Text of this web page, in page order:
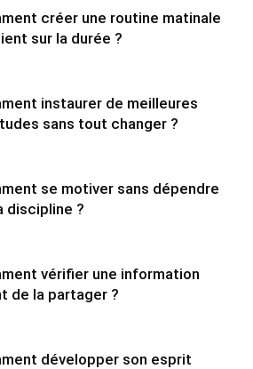
créer une routine matinale
sur la durée ?
instaurer de meilleures
sans tout changer ?
se motiver sans dépendre
discipline ?
vérifier une information
de la partager ?
développer son esprit